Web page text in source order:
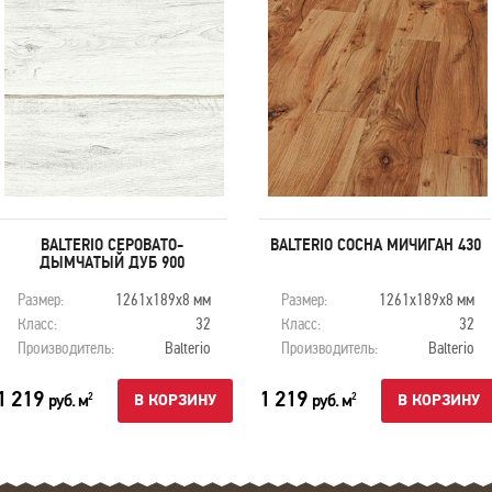
BALTERIO СЕРОВАТО-
ДЫМЧАТЫЙ ДУБ 900
Размер:
1261х189х8 мм
Класс:
32
Производитель:
Balterio
219 руб. м2 В КОРЗИНУ
BALTERIO СОСНА МИЧИГАН 430
Размер:
1261х189х8 мм
Класс:
32
Производитель:
Balterio
1 219 руб. м2 В КОРЗИНУ